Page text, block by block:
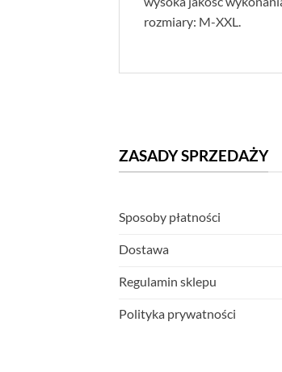
rozmiary: M-XXL.
ZASADY SPRZEDAŻY
Sposoby płatności
Dostawa
Regulamin sklepu
Polityka prywatności